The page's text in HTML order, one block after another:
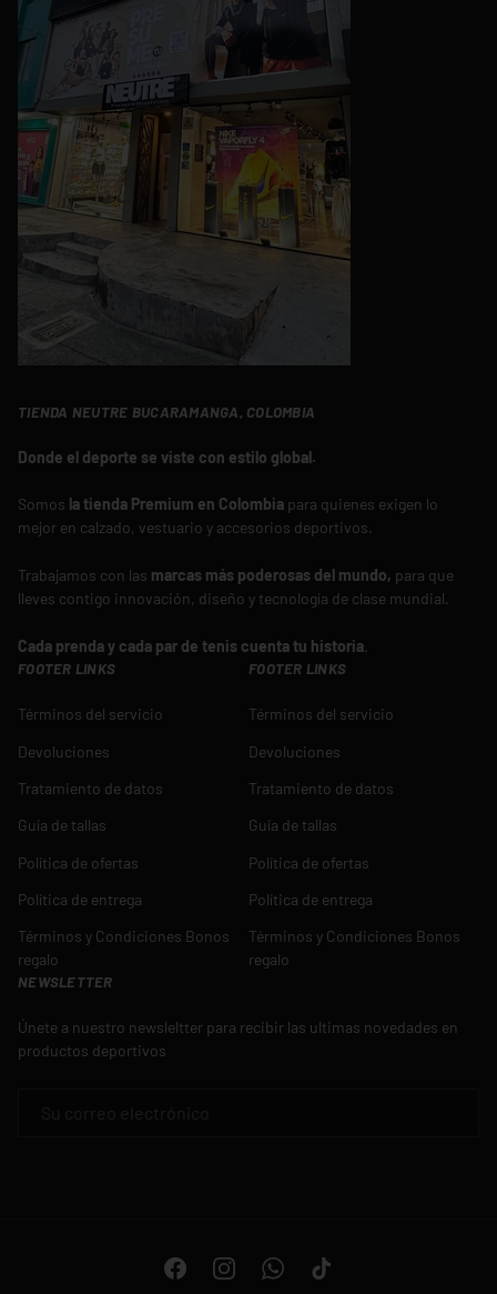
TIENDA NEUTRE BUCARAMANGA, COLOMBIA
Donde el deporte se viste con estilo global.
Somos la tienda Premium en Colombia para quienes exigen lo
mejor en calzado, vestuario y accesorios deportivos.
Trabajamos con las marcas más poderosas del mundo, para que
lleves contigo innovación, diseño y tecnología de clase mundial.
Cada prenda y cada par de tenis cuenta tu historia.
FOOTER LINKS
Términos del servicio
Devoluciones
Tratamiento de datos
Guía de tallas
Política de ofertas
Política de entrega
Términos y Condiciones Bonos
regalo
FOOTER LINKS
Términos del servicio
Devoluciones
Tratamiento de datos
Guía de tallas
Política de ofertas
Política de entrega
Términos y Condiciones Bonos
regalo
NEWSLETTER
Únete a nuestro newsleltter para recibir las ultimas novedades en
productos deportivos
FacebookInstagramWhatsAppTikTok